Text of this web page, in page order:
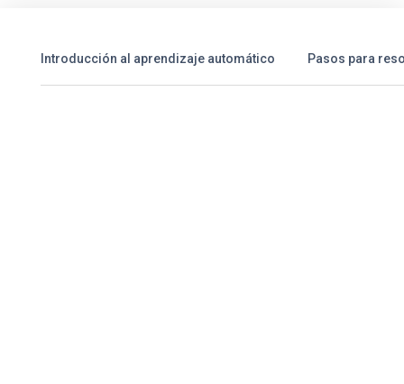
Introducción al aprendizaje automático Pasos para